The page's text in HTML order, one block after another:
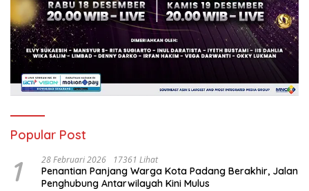
Popular Post
1 28 Februari 2026 17361 Lihat
Penantian Panjang Warga Kota Padang Berakhir, Jalan
Penghubung Antarwilayah Kini Mulus